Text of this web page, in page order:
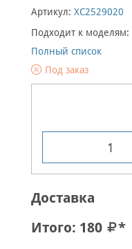
Артикул: XC2529020
Подходит к моделям:
Полный список
Под заказ
Доставка
Итого: 180 *